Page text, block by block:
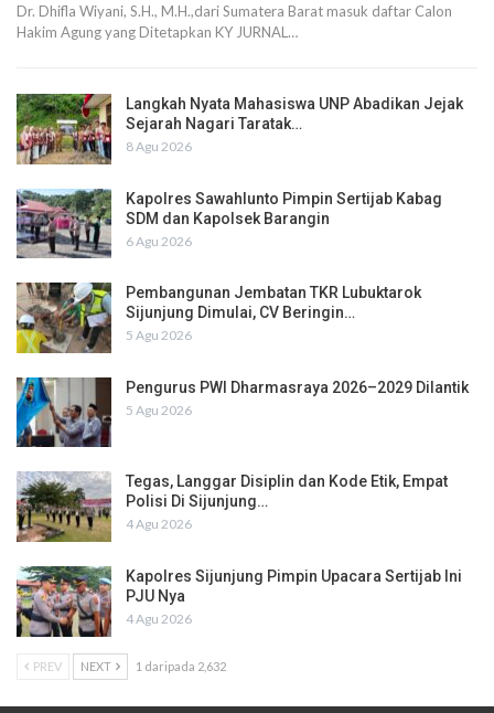
Dr. Dhifla Wiyani, S.H., M.H.,dari Sumatera Barat masuk daftar Calon
Hakim Agung yang Ditetapkan KY JURNAL…
Langkah Nyata Mahasiswa UNP Abadikan Jejak
Sejarah Nagari Taratak…
8 Agu 2026
Kapolres Sawahlunto Pimpin Sertijab Kabag
SDM dan Kapolsek Barangin
6 Agu 2026
Pembangunan Jembatan TKR Lubuktarok
Sijunjung Dimulai, CV Beringin…
5 Agu 2026
Pengurus PWI Dharmasraya 2026–2029 Dilantik
5 Agu 2026
Tegas, Langgar Disiplin dan Kode Etik, Empat
Polisi Di Sijunjung…
4 Agu 2026
Kapolres Sijunjung Pimpin Upacara Sertijab Ini
PJU Nya
4 Agu 2026
PREV NEXT 1 daripada 2,632